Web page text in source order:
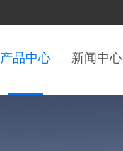
产品中心 新闻中心